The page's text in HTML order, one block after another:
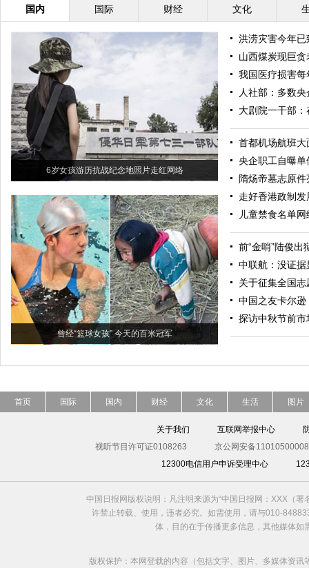
国内 国际 财经 文化
6岁女孩游历抗战纪念地照片走红网络
曾经“篮球女孩” 今天的百米冠军
洪涝灾害今年
山西煤炭现巨
我国医疗损害
人社部：多数
大剧院一干部
首都机场航班
央企职工自曝
隋炀帝墓志原
走好香港政制
儿童禁食名单
前“金哨”陆俊出
中联航：没证据
关于征集全国
中国之友卡尔逊
探访中秋节前市
首页 国际 国内 财经 文化 生活 图片
关于我们 互联网举报中心
视听节目许可证0108263
京公网安备
12300电信用户申诉受理中心
中国日报网版权说明：凡注明来源为“中国日报网：XXX（
许禁止转载、使用，违者必究。如需使用，请与010-
体，目的在于传播更多信息，其他媒体
版权保护：本网登载的内容（包括文字、图片、多媒体资